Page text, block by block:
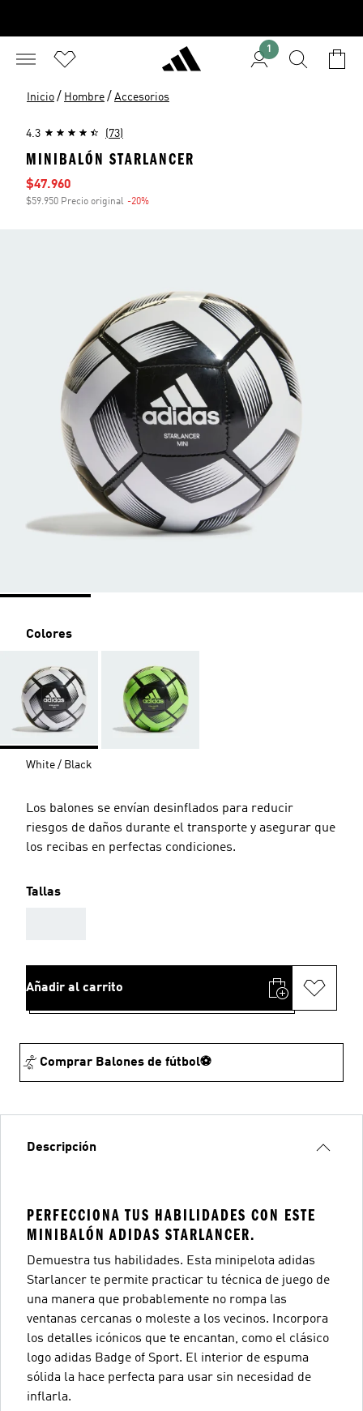
1
Inicio / Hombre / Accesorios
4.3 (73)
MINIBALÓN STARLANCER
Precio de venta
$47.960
$59.950 Precio original -20%
Colores
White / Black
Los balones se envían desinflados para reducir
riesgos de daños durante el transporte y asegurar que
los recibas en perfectas condiciones.
Tallas
Añadir al carrito
Comprar Balones de fútbol⚽
Descripción
PERFECCIONA TUS HABILIDADES CON ESTE
MINIBALÓN ADIDAS STARLANCER.
Demuestra tus habilidades. Esta minipelota adidas
Starlancer te permite practicar tu técnica de juego de
una manera que probablemente no rompa las
ventanas cercanas o moleste a los vecinos. Incorpora
los detalles icónicos que te encantan, como el clásico
logo adidas Badge of Sport. El interior de espuma
sólida la hace perfecta para usar sin necesidad de
inflarla.